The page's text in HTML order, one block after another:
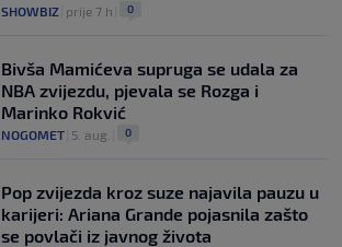
SHOWBIZ prije 7 h 0
Bivša Mamićeva supruga se udala za
NBA zvijezdu, pjevala se Rozga i
Marinko Rokvić
NOGOMET 5. aug. 0
Pop zvijezda kroz suze najavila pauzu u
karijeri: Ariana Grande pojasnila zašto
se povlači iz javnog života